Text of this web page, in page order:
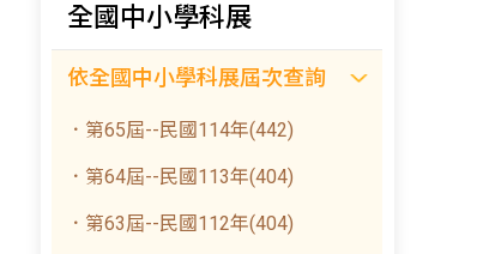
全國中小學科展
依全國中小學科展屆次查詢
．第65屆--民國114年(442)
．第64屆--民國113年(404)
．第63屆--民國112年(404)